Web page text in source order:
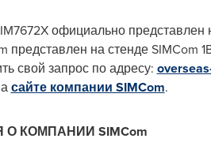
официально
представлен на стенде SIMCom
свой запрос по адресу:
сайте компании SIMCom.
КОМПАНИИ SIMCom